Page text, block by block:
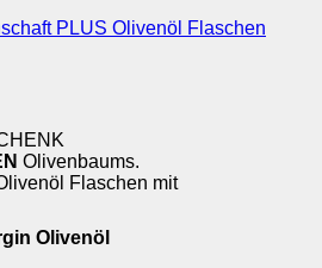
PLUS Olivenöl Flaschen
Olivenbaums.
Flaschen mit
Olivenöl